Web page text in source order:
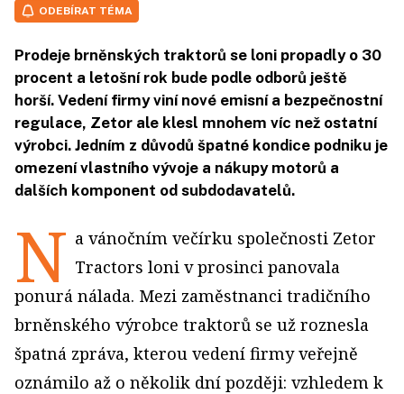
ODEBÍRAT TÉMA
Prodeje brněnských traktorů se loni propadly o 30
procent a letošní rok bude podle odborů ještě
horší. Vedení firmy viní nové emisní a bezpečnostní
regulace, Zetor ale klesl mnohem víc než ostatní
výrobci. Jedním z důvodů špatné kondice podniku je
omezení vlastního vývoje a nákupy motorů a
dalších komponent od subdodavatelů.
N a vánočním večírku společnosti Zetor
Tractors loni v prosinci panovala
ponurá nálada. Mezi zaměstnanci tradičního
brněnského výrobce traktorů se už roznesla
špatná zpráva, kterou vedení firmy veřejně
oznámilo až o několik dní později: vzhledem k